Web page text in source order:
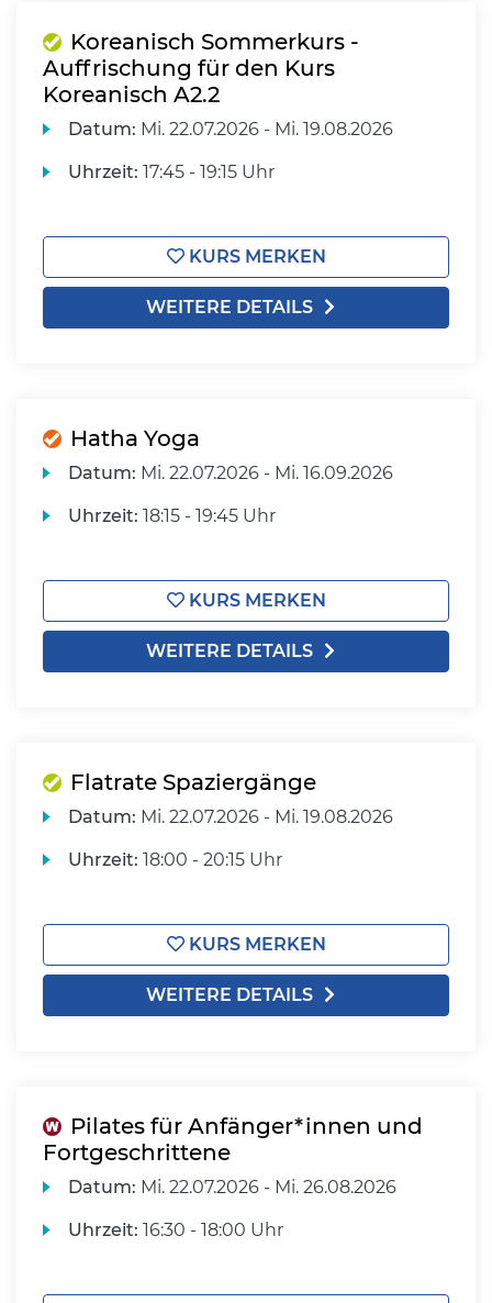
Koreanisch Sommerkurs -
Auffrischung für den Kurs
Koreanisch A2.2
Datum: Mi. 22.07.2026 - Mi. 19.08.2026
Uhrzeit: 17:45 - 19:15 Uhr
KURS MERKEN
WEITERE DETAILS
Hatha Yoga
Datum: Mi. 22.07.2026 - Mi. 16.09.2026
Uhrzeit: 18:15 - 19:45 Uhr
KURS MERKEN
WEITERE DETAILS
Flatrate Spaziergänge
Datum: Mi. 22.07.2026 - Mi. 19.08.2026
Uhrzeit: 18:00 - 20:15 Uhr
KURS MERKEN
WEITERE DETAILS
Pilates für Anfänger*innen und
Fortgeschrittene
Datum: Mi. 22.07.2026 - Mi. 26.08.2026
Uhrzeit: 16:30 - 18:00 Uhr